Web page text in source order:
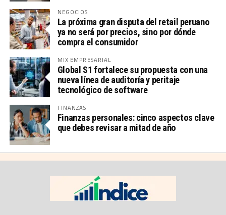
NEGOCIOS
La próxima gran disputa del retail peruano
ya no será por precios, sino por dónde
compra el consumidor
MIX EMPRESARIAL
Global S1 fortalece su propuesta con una
nueva línea de auditoría y peritaje
tecnológico de software
FINANZAS
Finanzas personales: cinco aspectos clave
que debes revisar a mitad de año